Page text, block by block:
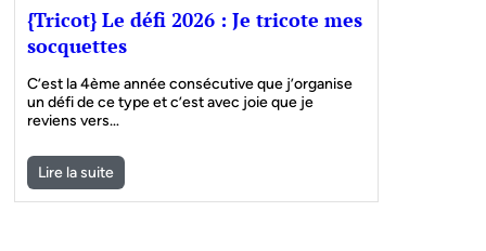
{Tricot} Le défi 2026 : Je tricote mes
socquettes
C’est la 4ème année consécutive que j’organise
un défi de ce type et c’est avec joie que je
reviens vers…
Lire la suite